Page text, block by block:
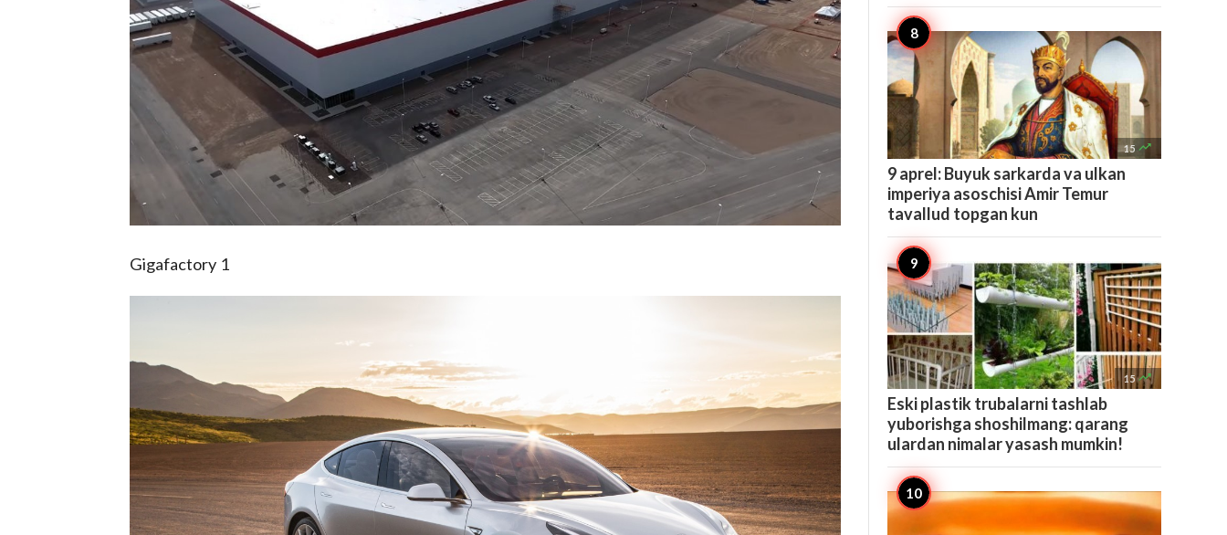
Gigafactory 1
15 
9 aprel: Buyuk sarkarda va ulkan
imperiya asoschisi Amir Temur
tavallud topgan kun
15 
Eski plastik trubalarni tashlab
yuborishga shoshilmang: qarang
ulardan nimalar yasash mumkin!